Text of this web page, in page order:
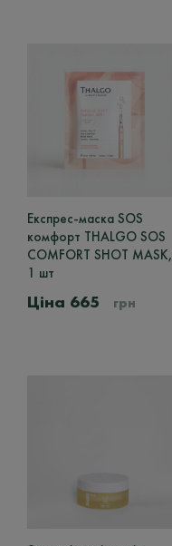
Експрес-маска SOS
комфорт THALGO SOS
COMFORT SHOT MASK,
1 шт
665 грн